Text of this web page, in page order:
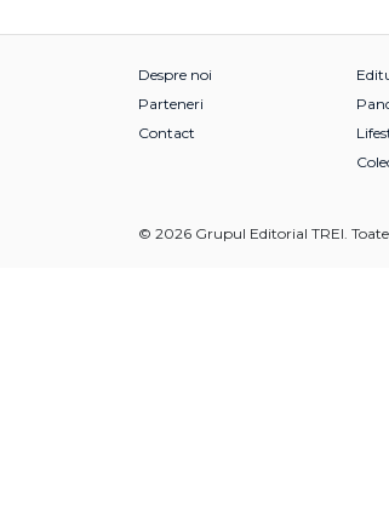
Despre noi
Parteneri
Contact
© 2026 Grupul Editorial TREI.